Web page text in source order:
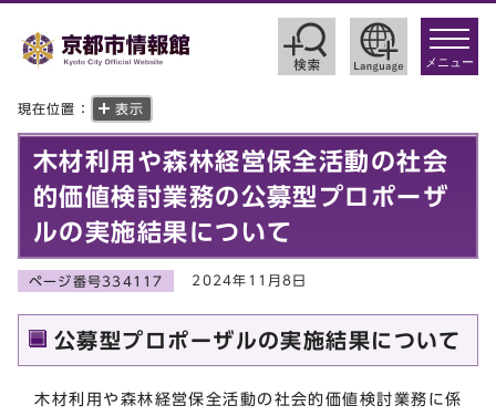
toggle
メニュー
現在位置： 表示
木材利用や森林経営保全活動の社会
的価値検討業務の公募型プロポーザ
ルの実施結果について
ページ番号334117 2024年11月8日
公募型プロポーザルの実施結果について
木材利用や森林経営保全活動の社会的価値検討業務に係